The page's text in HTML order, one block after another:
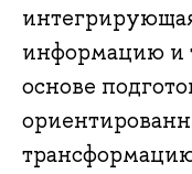
информацию и
основе